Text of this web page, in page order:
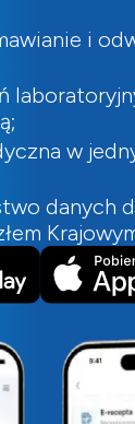
i
w
danych